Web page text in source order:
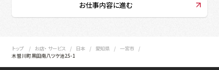
お仕事内容に進む
トップ お店・ サービス 日本 愛知県
一宮市
木曽川町黒田南八ツケ池25-1